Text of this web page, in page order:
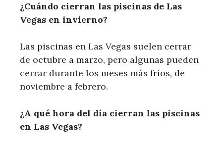
¿Cuándo cierran las piscinas de ⁣Las
Vegas en ‍invierno?
Las piscinas ⁣en Las Vegas suelen cerrar⁢
de octubre ⁣a marzo, pero algunas pueden
cerrar durante los meses más fríos, de
noviembre a febrero.
¿A ⁤qué hora del día cierran las piscinas
en Las⁣ Vegas?